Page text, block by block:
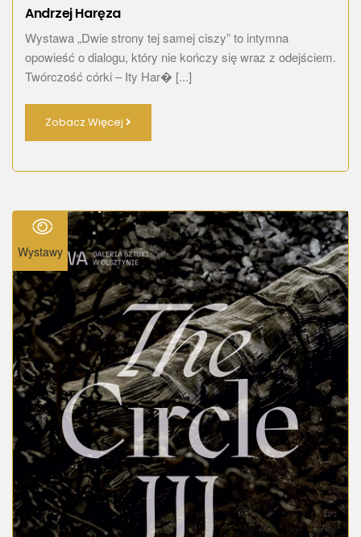
Andrzej Haręza
Wystawa „Dwie strony tej samej ciszy” to intymna
opowieść o dialogu, który nie kończy się wraz z odejściem.
Twórczość córki – Ity Har� [...]
Zobacz Więcej
Wystawy